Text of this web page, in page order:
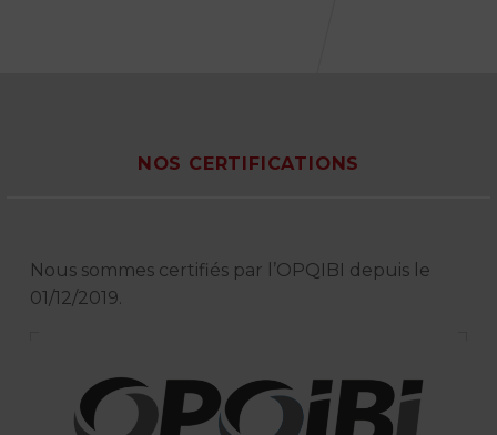
NOS CERTIFICATIONS
Nous sommes certifiés par l’OPQIBI depuis le
01/12/2019.